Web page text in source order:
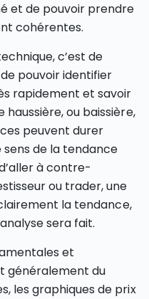
et de pouvoir prendre
cohérentes.
c’est de
pouvoir identifier
rapidement et savoir
ou baissière,
peuvent durer
de la tendance
à contre-
ou trader, une
la tendance,
sera fait.
et
généralement du
les graphiques de prix